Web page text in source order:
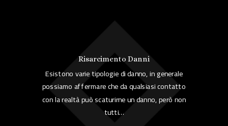
Risarcimento Danni
Esistono varie tipologie di danno, in generale
possiamo affermare che da qualsiasi contatto
con la realtà può scaturirne un danno, però non
tutti…